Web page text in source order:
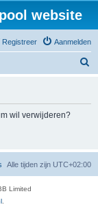
website
Aanmelden
Registreer
wil verwijderen?
Alle tijden zijn UTC+02:00
Limited